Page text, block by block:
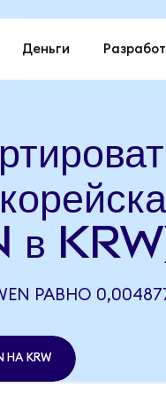
Деньги
в
РАВНО
НА KRW